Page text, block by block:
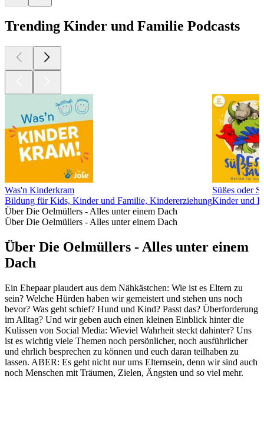
Trending Kinder und Familie Podcasts
Was'n Kinderkram
Bildung für Kids, Kinder und Familie, Kindererziehung
Süßes oder
Kinder und
Über Die Oelmüllers - Alles unter einem Dach
Über Die Oelmüllers - Alles unter einem Dach
Über Die Oelmüllers - Alles unter einem
Dach
Ein Ehepaar plaudert aus dem Nähkästchen: Wie ist es Eltern zu
sein? Welche Hürden haben wir gemeistert und stehen uns noch
bevor? Was geht schief? Hund und Kind? Passt das? Überforderung
im Alltag? Und wir geben auch einen kleinen Einblick hinter die
Kulissen von Social Media: Wieviel Wahrheit steckt dahinter? Uns
ist es wichtig viele Themen noch persönlicher, noch ausführlicher
und ehrlich besprechen zu können und euch daran teilhaben zu
lassen. ABER: Es geht nicht nur ums Elternsein, denn wir sind auch
noch Menschen mit Träumen, Zielen, Ängsten und so viel mehr.